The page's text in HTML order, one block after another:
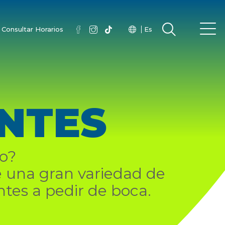
Consultar Horarios Es
una gran variedad de
a pedir de boca.